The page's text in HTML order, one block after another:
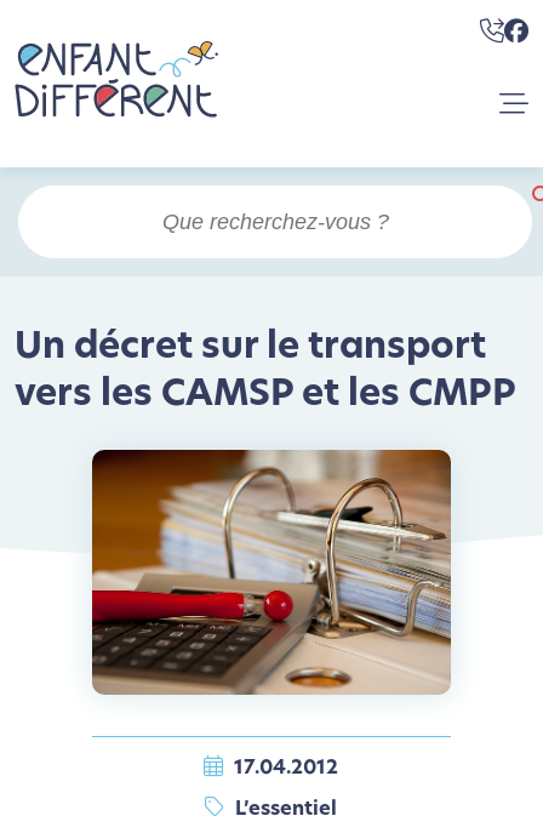
Un décret sur le transport
vers les CAMSP et les CMPP
17.04.2012
L’essentiel